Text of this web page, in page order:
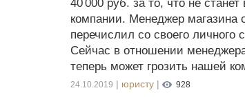
40 000 руб. за то, что не
компании. Менеджер магазина
перечислил со своего личного
Сейчас в отношении
теперь может грозить нашей
24.10.2019 | юристу | 928